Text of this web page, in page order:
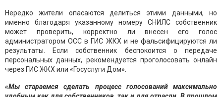
Нередко жители опасаются делиться этими данными, но
именно благодаря указанному номеру СНИЛС собственник
может проверить, корректно ли внесен его голос
администратором ОСС в ГИС ЖКХ и не фальсифицируются ли
результаты. Если собственник беспокоится о передаче
персональных данных, рекомендуется проголосовать онлайн
через ГИС ЖКХ или «Госуслуги Дом».
«Мы стараемся сделать процесс голосований максимально